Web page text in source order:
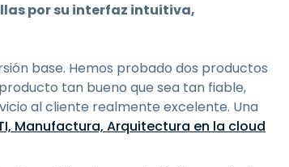
por su interfaz intuitiva,
base. Hemos probado dos productos
tan bueno que sea tan fiable,
al cliente realmente excelente. Una
Manufactura, Arquitectura en la cloud